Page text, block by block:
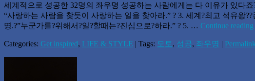
세계적으로 성공한 32명의 좌우명 성공하는 사람에게는 다 이유가 있다
“사랑하는 사람을 찾듯이 사랑하는 일을 찾아라.” ? 3. 세계?최고 석유왕
명.?”누군가를?위해서?일?할때는?진심으로?하라.” ? 5. … Continue reading
Categories: Get inspired, LIFE & STYLE | Tags: 모토 , 성공, 좌우명 | Permalink